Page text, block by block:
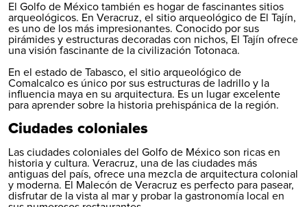
El Golfo de México también es hogar de fascinantes sitios
arqueológicos. En Veracruz, el sitio arqueológico de El Tajín,
es uno de los más impresionantes. Conocido por sus
pirámides y estructuras decoradas con nichos, El Tajín ofrece
una visión fascinante de la civilización Totonaca.
En el estado de Tabasco, el sitio arqueológico de
Comalcalco es único por sus estructuras de ladrillo y la
influencia maya en su arquitectura. Es un lugar excelente
para aprender sobre la historia prehispánica de la región.
Ciudades coloniales
Las ciudades coloniales del Golfo de México son ricas en
historia y cultura. Veracruz, una de las ciudades más
antiguas del país, ofrece una mezcla de arquitectura colonial
y moderna. El Malecón de Veracruz es perfecto para pasear,
disfrutar de la vista al mar y probar la gastronomía local en